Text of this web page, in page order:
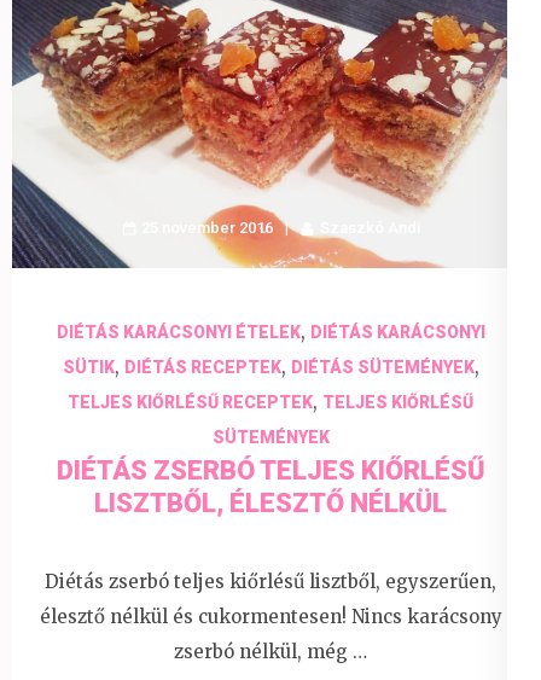
25 november 2016
DIÉTÁS KARÁCSONYI ÉTELEK, DIÉTÁS KARÁCSONYI
SÜTIK, DIÉTÁS RECEPTEK, DIÉTÁS SÜTEMÉNYEK,
TELJES KIŐRLÉSŰ RECEPTEK, TELJES KIŐRLÉSŰ
SÜTEMÉNYEK
DIÉTÁS ZSERBÓ TELJES KIŐRLÉSŰ
LISZTBŐL, ÉLESZTŐ NÉLKÜL
Diétás zserbó teljes kiőrlésű lisztből, egyszerűen,
élesztő nélkül és cukormentesen! Nincs karácsony
zserbó nélkül, még …